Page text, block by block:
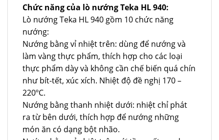
Chức năng của lò nướng Teka HL 940:
Lò nướng Teka HL 940 gồm 10 chức năng
nướng:
Nướng bằng vỉ nhiệt trên: dùng để nướng và
làm vàng thực phẩm, thích hợp cho các loại
thực phẩm dày và không cần chế biến quá chín
như bít-tết, xúc xích. Nhiệt độ đề nghị 170 –
220ºC.
Nướng bằng thanh nhiệt dưới: nhiệt chỉ phát
ra từ bên dưới, thích hợp để nướng những
món ăn có dạng bột nhão.